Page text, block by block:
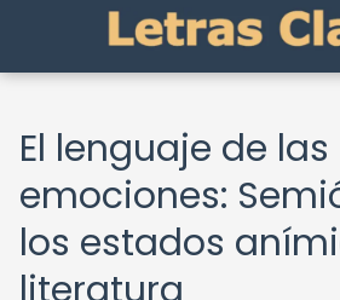
El lenguaje de las
emociones:
los estados